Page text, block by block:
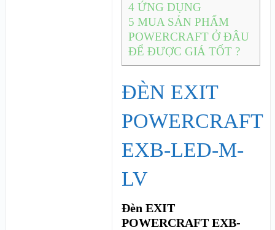
4 ỨNG DỤNG
5 MUA SẢN PHẨM
POWERCRAFT Ở ĐÂU
ĐỂ ĐƯỢC GIÁ TỐT ?
ĐÈN EXIT
POWERCRAFT
EXB-LED-M-
LV
Đèn EXIT
POWERCRAFT EXB-